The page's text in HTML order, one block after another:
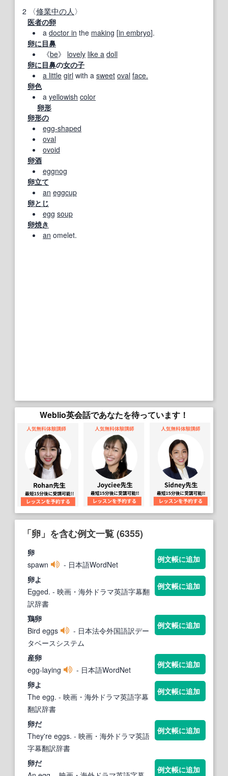
2 〈修業中の人 〉
医者の卵
a doctor in the making [in embryo].
卵に目鼻
《be》 lovely like a doll
卵に目鼻の女の子
a little girl with a sweet oval face.
卵色
a yellowish color
卵形
卵形の
egg‐shaped
oval
ovoid
卵酒
eggnog
卵立て
an eggcup
卵とじ
egg soup
卵焼き
an omelet.
Weblio英会話であなたを待っています！
「卵」を含む例文一覧 (6355)
卵
spawn
- 日本語WordNet
例文帳に追加
卵よ
Egged. - 映画・海外ドラマ英語字幕翻
訳辞書
例文帳に追加
鶏卵
Bird eggs
- 日本法令外国語訳デー
タベースシステム
例文帳に追加
産卵
egg-laying
- 日本語WordNet
例文帳に追加
卵よ
The egg. - 映画・海外ドラマ英語字幕
翻訳辞書
例文帳に追加
卵だ
They're eggs. - 映画・海外ドラマ英語
字幕翻訳辞書
例文帳に追加
卵だ
例文帳に追加